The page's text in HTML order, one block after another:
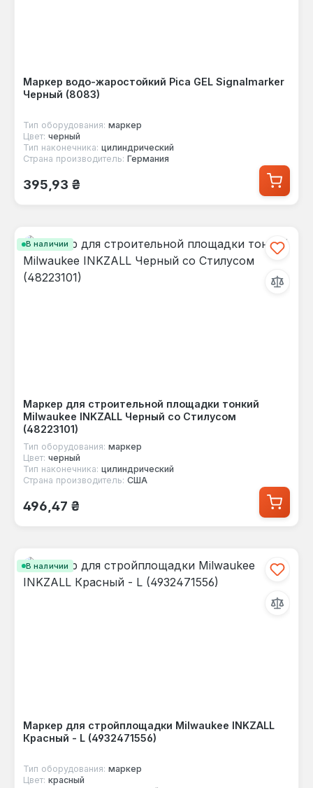
Маркер водо-жаростойкий Pica GEL Signalmarker
Черный (8083)
Тип оборудования: маркер
Цвет: черный
Тип наконечника: цилиндрический
Страна производитель: Германия
Обычная цена:
395,93 ₴
В наличии
Маркер для строительной площадки тонкий
Milwaukee INKZALL Черный со Стилусом
(48223101)
Тип оборудования: маркер
Цвет: черный
Тип наконечника: цилиндрический
Страна производитель: США
Обычная цена:
496,47 ₴
В наличии
Маркер для стройплощадки Milwaukee INKZALL
Красный - L (4932471556)
Тип оборудования: маркер
Цвет: красный